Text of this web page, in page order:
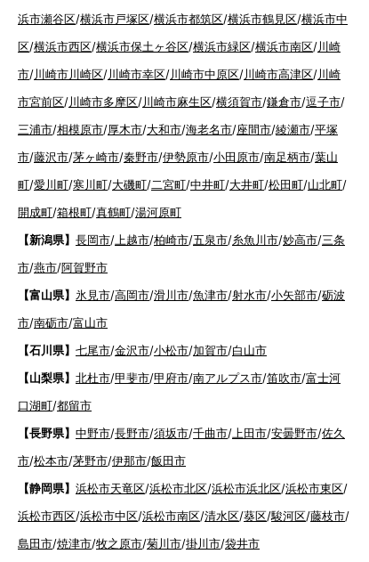
浜市瀬谷区/横浜市戸塚区/横浜市都筑区/横浜市鶴見区/横浜市中
区/横浜市西区/横浜市保土ヶ谷区/横浜市緑区/横浜市南区/川崎
市/川崎市川崎区/川崎市幸区/川崎市中原区/川崎市高津区/川崎
市宮前区/川崎市多摩区/川崎市麻生区/横須賀市/鎌倉市/逗子市/
三浦市/相模原市/厚木市/大和市/海老名市/座間市/綾瀬市/平塚
市/藤沢市/茅ヶ崎市/秦野市/伊勢原市/小田原市/南足柄市/葉山
町/愛川町/寒川町/大磯町/二宮町/中井町/大井町/松田町/山北町/
開成町/箱根町/真鶴町/湯河原町
【新潟県】 長岡市/ 上越市/柏崎市/五泉市/糸魚川市/妙高市/三条
市/燕市/阿賀野市
【富山県】 氷見市/高岡市/滑川市/魚津市/射水市/小矢部市/砺波
市/南砺市/富山市
【石川県】 七尾市/金沢市/小松市/加賀市/白山市
【山梨県】 北杜市/甲斐市/甲府市/南アルプス市/笛吹市/富士河
口湖町/都留市
【長野県】 中野市/長野市/須坂市/千曲市/ 上田市/安曇野市/佐久
市/松本市/茅野市/伊那市/飯田市
【静岡県】 浜松市天竜区/浜松市北区/浜松市浜北区/浜松市東区/
浜松市西区/浜松市中区/浜松市南区/清水区/葵区/駿河区/藤枝市/
島田市/焼津市/牧之原市/菊川市/掛川市/袋井市